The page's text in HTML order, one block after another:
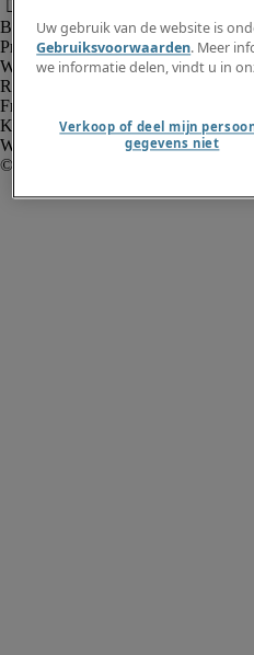
Bedrijfsinformatie
Privacyverklaring
Website en cookies
Rekruteringsvoorwaarden
Fraude alarm
Klokkenluidersregeling
Webmaster feedback
Uw gebruik van de website is
Gebruiksvoorwaarden. Meer
we informatie delen, vindt u in
Verkoop of deel mijn
gegevens niet